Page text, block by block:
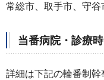
常総市、取手市、守
当番病院・診療
詳細は下記の輪番制